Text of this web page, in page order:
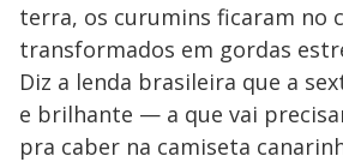
terra, os curumins ficaram no
transformados em gordas
Diz a lenda brasileira que a
e brilhante — a que vai
pra caber na camiseta